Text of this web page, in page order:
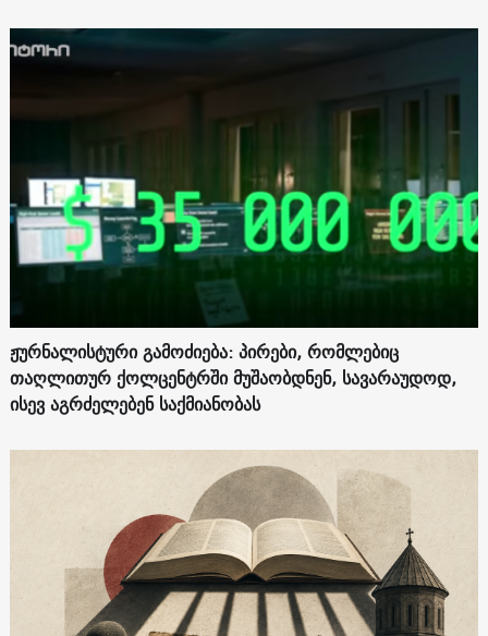
ჟურნალისტური გამოძიება: პირები, რომლებიც
თაღლითურ ქოლცენტრში მუშაობდნენ, სავარაუდოდ,
ისევ აგრძელებენ საქმიანობას